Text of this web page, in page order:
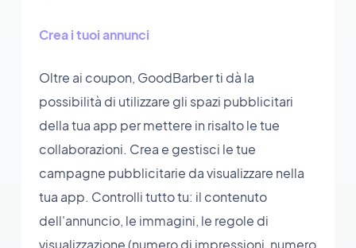
Crea i tuoi annunci
Oltre ai coupon, GoodBarber ti dà la
possibilità di utilizzare gli spazi pubblicitari
della tua app per mettere in risalto le tue
collaborazioni. Crea e gestisci le tue
campagne pubblicitarie da visualizzare nella
tua app. Controlli tutto tu: il contenuto
dell'annuncio, le immagini, le regole di
visualizzazione (numero di impressioni, numero